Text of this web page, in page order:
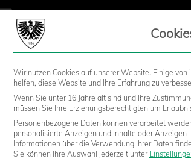
FANS STADION
UND
Wir nutzen Cookies auf unserer Website. Einige
helfen, diese Website und Ihre Erfahrung zu
Wenn Sie unter 16 Jahre alt sind und Ihre
müssen Sie Ihre Erziehungsberechtigten um
Personenbezogene Daten können verarbeitet
personalisierte Anzeigen und Inhalte oder
Informationen über die Verwendung Ihrer Daten
Sie können Ihre Auswahl jederzeit unter